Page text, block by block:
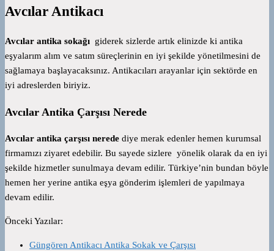
Avcılar Antikacı
Avcılar antika sokağı giderek sizlerde artık elinizde ki antika
eşyalarım alım ve satım süreçlerinin en iyi şekilde yönetilmesini de
sağlamaya başlayacaksınız. Antikacıları arayanlar için sektörde en
iyi adreslerden biriyiz.
Avcılar Antika Çarşısı Nerede
Avcılar antika çarşısı nerede diye merak edenler hemen kurumsal
firmamızı ziyaret edebilir. Bu sayede sizlere yönelik olarak da en iyi
şekilde hizmetler sunulmaya devam edilir. Türkiye’nin bundan böyle
hemen her yerine antika eşya gönderim işlemleri de yapılmaya
devam edilir.
Önceki Yazılar:
Güngören Antikacı Antika Sokak ve Çarşısı